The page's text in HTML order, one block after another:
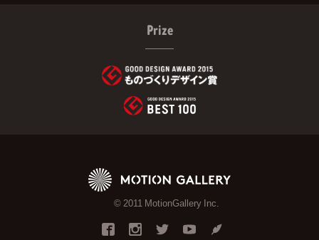
Prize
© 2011 MotionGallery Inc.